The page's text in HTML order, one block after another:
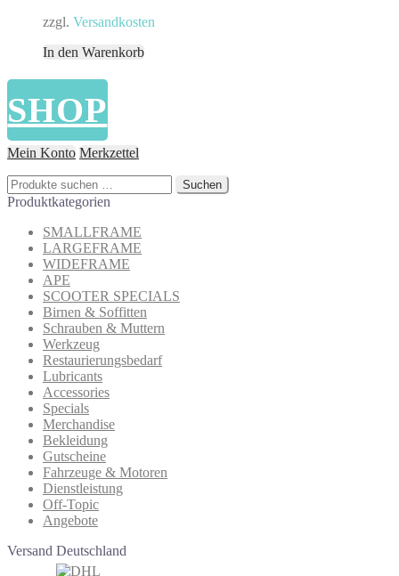
zzgl. Versandkosten
In den Warenkorb
SHOP
Mein Konto Merkzettel
Suchen
nach:
Suchen
Produktkategorien
SMALLFRAME
LARGEFRAME
WIDEFRAME
APE
SCOOTER SPECIALS
Birnen & Soffitten
Schrauben & Muttern
Werkzeug
Restaurierungsbedarf
Lubricants
Accessories
Specials
Merchandise
Bekleidung
Gutscheine
Fahrzeuge & Motoren
Dienstleistung
Off-Topic
Angebote
Versand Deutschland